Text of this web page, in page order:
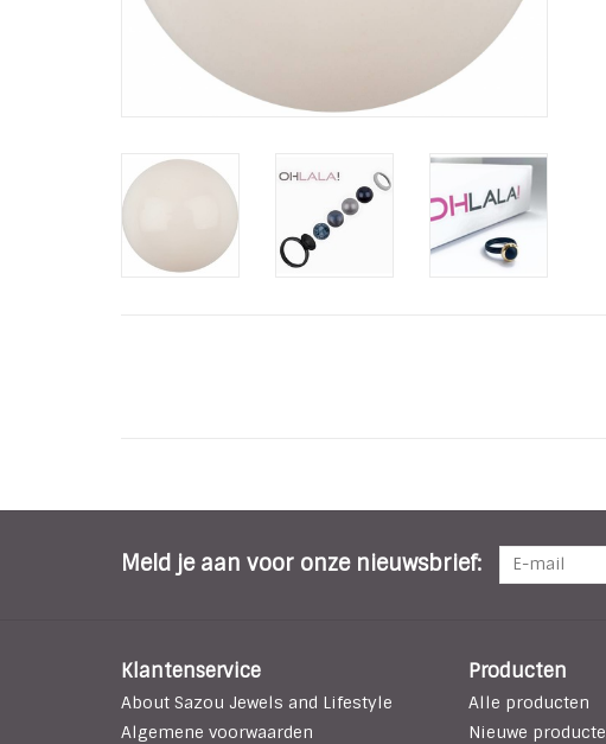
Meld je aan voor onze nieuwsbrief:
Klantenservice
About Sazou Jewels and Lifestyle
Algemene voorwaarden
Producten
Alle producten
Nieuwe